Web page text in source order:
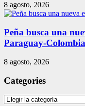
8 agosto, 2026
Peña busca una
Paraguay-Colombia
8 agosto, 2026
Categories
Categories